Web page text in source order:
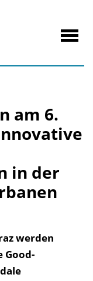
am 6.
in der
werden
Good-